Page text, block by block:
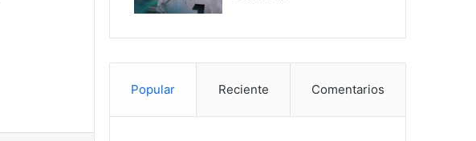
Popular Reciente Comentarios